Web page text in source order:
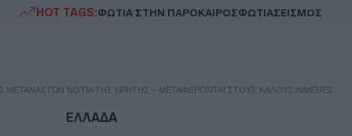
HOT TAGS:ΦΩΤΙΑ ΣΤΗΝ ΠΑΡΟΚΑΙΡΟΣΦΩΤΙΑΣΕΙΣΜΟΣ
ΜΕΤΑΝΑΣΤΏΝ ΝΌΤΙΑ ΤΗΣ ΚΡΉΤΗΣ – ΜΕΤΑΦΈΡΟΝΤΑΙ ΣΤΟΥΣ ΚΑΛΟΎΣ ΛΙΜΈΝΕΣ
ΕΛΛΑΔΑ